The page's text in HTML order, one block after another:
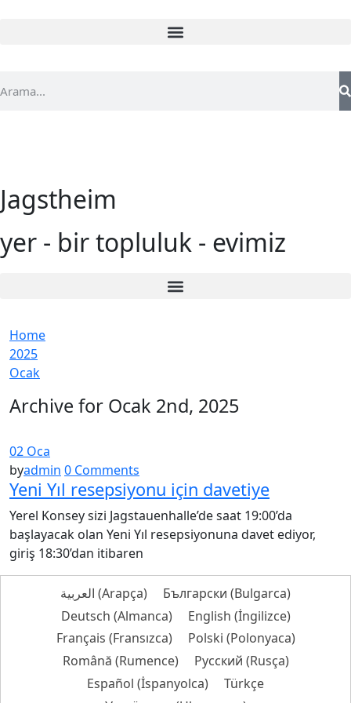
Jagstheim
yer - bir topluluk - evimiz
Home
2025
Ocak
Archive for Ocak 2nd, 2025
02 Oca
byadmin 0 Comments
Yeni Yıl resepsiyonu için davetiye
Yerel Konsey sizi Jagstauenhalle’de saat 19:00’da
başlayacak olan Yeni Yıl resepsiyonuna davet ediyor,
giriş 18:30’dan itibaren
العربية (Arapça) Български (Bulgarca)
Deutsch (Almanca) English (İngilizce)
Français (Fransızca) Polski (Polonyaca)
Română (Rumence) Русский (Rusça)
Español (İspanyolca)
Türkçe